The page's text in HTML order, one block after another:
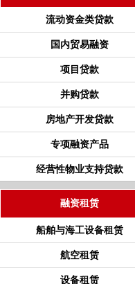
流动资金类贷款
国内贸易融资
项目贷款
并购贷款
房地产开发贷款
专项融资产品
经营性物业支持贷款
融资租赁
船舶与海工设备租赁
航空租赁
设备租赁